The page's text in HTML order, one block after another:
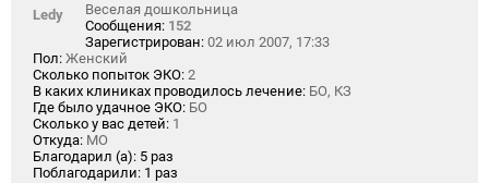
Ledy
Веселая дошкольница
Сообщения: 152
Зарегистрирован: 02 июл 2007, 17:33
Пол: Женский
Сколько попыток ЭКО: 2
В каких клиниках проводилось лечение: БО, КЗ
Где было удачное ЭКО: БО
Сколько у вас детей: 1
Откуда: МО
Благодарил (а): 5 раз
Поблагодарили: 1 раз